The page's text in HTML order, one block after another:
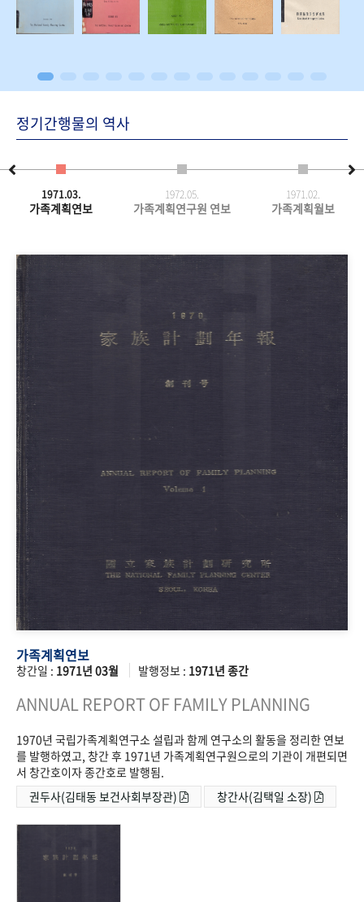
정기간행물의 역사
1971.03.
가족계획연보
1972.05.
가족계획연구원 연보
1971.02.
가족계획월보
가족계획연보
창간일 : 1971년 03월 발행정보 : 1971년 종간
ANNUAL REPORT OF FAMILY PLANNING
1970년 국립가족계획연구소 설립과 함께 연구소의 활동을 정리한 연보
를 발행하였고, 창간 후 1971년 가족계획연구원으로의 기관이 개편되면
서 창간호이자 종간호로 발행됨.
권두사(김태동 보건사회부장관)
창간사(김택일 소장)